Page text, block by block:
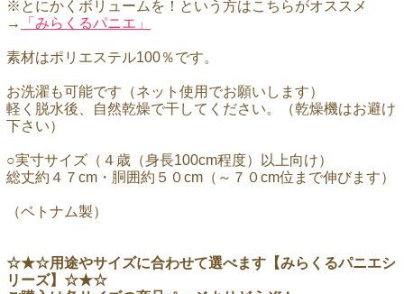
※とにかくボリュームを！という方はこちらがオススメ
→
「みらくるパニエ」
素材はポリエステル100％です。
お洗濯も可能です（ネット使用でお願いします）
軽く脱水後、自然乾燥で干してください。（乾燥機はお避け
下さい）
○実寸サイズ（４歳（身長100cm程度）以上向け）
総丈約４７cm・胴囲約５０cm（～７０cm位まで伸びます）
（ベトナム製）
☆★☆用途やサイズに合わせて選べます【みらくるパニエシ
リーズ】☆★☆